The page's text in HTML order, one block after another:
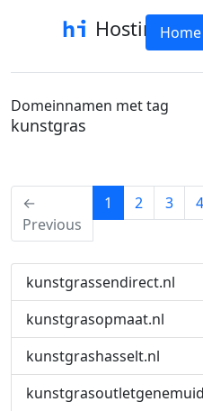
HostinfoHome
Domeinnamen met tag
kunstgras
←
Previous
1 (current)
2 3 4
kunstgrassendirect.nl
kunstgrasopmaat.nl
kunstgrashasselt.nl